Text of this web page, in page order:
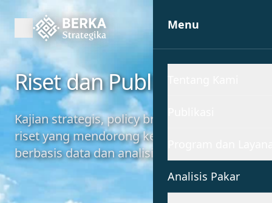
Menu
Analisis Pakar
Riset dan Publikasi
Kajian strategis, policy brief, dan laporan
riset yang mendorong kebijakan publik
berbasis data dan analisis mendalam.